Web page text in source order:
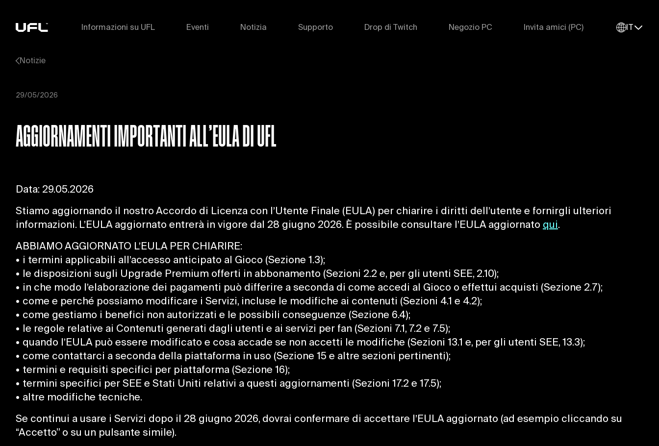
Informazioni su UFL Eventi Notizia Supporto Drop di Twitch Negozio PC Invita amici (PC) IT
Notizie
29/05/2026
AGGIORNAMENTI IMPORTANTI ALL’EULA DI UFL
Data: 29.05.2026
Stiamo aggiornando il nostro Accordo di Licenza con l’Utente Finale (EULA) per chiarire i diritti dell’utente e fornirgli ulteriori
informazioni. L’EULA aggiornato entrerà in vigore dal 28 giugno 2026. È possibile consultare l’EULA aggiornatoqui.
ABBIAMO AGGIORNATO L’EULA PER CHIARIRE:
• i termini applicabili all’accesso anticipato al Gioco (Sezione 1.3);
• le disposizioni sugli Upgrade Premium offerti in abbonamento (Sezioni 2.2 e, per gli utenti SEE, 2.10);
• in che modo l’elaborazione dei pagamenti può differire a seconda di come accedi al Gioco o effettui acquisti (Sezione 2.7);
• come e perché possiamo modificare i Servizi, incluse le modifiche ai contenuti (Sezioni 4.1 e 4.2);
• come gestiamo i benefici non autorizzati e le possibili conseguenze (Sezione 6.4);
• le regole relative ai Contenuti generati dagli utenti e ai servizi per fan (Sezioni 7.1, 7.2 e 7.5);
• quando l’EULA può essere modificato e cosa accade se non accetti le modifiche (Sezioni 13.1 e, per gli utenti SEE, 13.3);
• come contattarci a seconda della piattaforma in uso (Sezione 15 e altre sezioni pertinenti);
• termini e requisiti specifici per piattaforma (Sezione 16);
• termini specifici per SEE e Stati Uniti relativi a questi aggiornamenti (Sezioni 17.2 e 17.5);
• altre modifiche tecniche.
Se continui a usare i Servizi dopo il 28 giugno 2026, dovrai confermare di accettare l’EULA aggiornato (ad esempio cliccando su
“Accetto” o su un pulsante simile).